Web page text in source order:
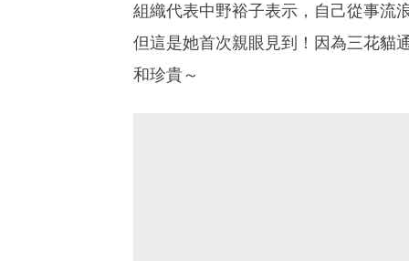
組織代表中野裕子表示，自己從事流
但這是她首次親眼見到！因為三花貓
和珍貴～